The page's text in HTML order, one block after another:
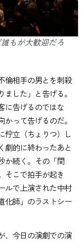
もが大歓迎だろ
倫相手の男とを刺殺
した」と告げる。
に告げるのではな
って告げるのだ。
佇立（ちょりつ）し
劇的に終わったあと
か続く。その「間
そこで拍手が起き
で上演された中村
化師」のラストシー
、今日の演劇での演